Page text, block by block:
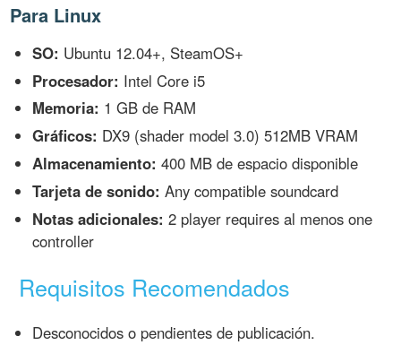
Para Linux
SO: Ubuntu 12.04+, SteamOS+
Procesador: Intel Core i5
Memoria: 1 GB de RAM
Gráficos: DX9 (shader model 3.0) 512MB VRAM
Almacenamiento: 400 MB de espacio disponible
Tarjeta de sonido: Any compatible soundcard
Notas adicionales: 2 player requires al menos one
controller
Requisitos Recomendados
Desconocidos o pendientes de publicación.